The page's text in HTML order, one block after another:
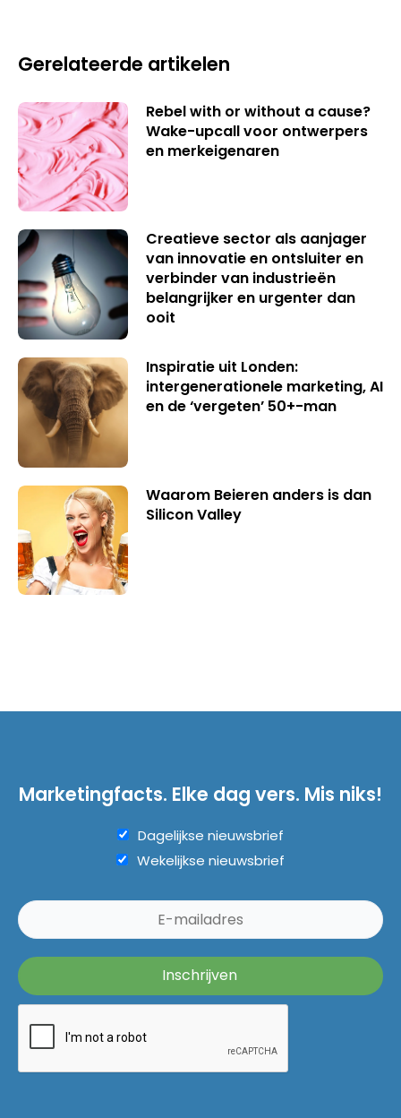
Gerelateerde artikelen
Rebel with or without a cause?
Wake-upcall voor ontwerpers
en merkeigenaren
Creatieve sector als aanjager
van innovatie en ontsluiter en
verbinder van industrieën
belangrijker en urgenter dan
ooit
Inspiratie uit Londen:
intergenerationele marketing, AI
en de ‘vergeten’ 50+-man
Waarom Beieren anders is dan
Silicon Valley
Marketingfacts. Elke dag vers. Mis niks!
Dagelijkse nieuwsbrief
Wekelijkse nieuwsbrief